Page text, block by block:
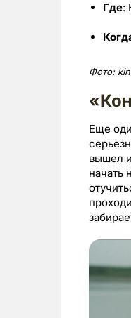
Где:
Фото:
Еще
вышел
начать